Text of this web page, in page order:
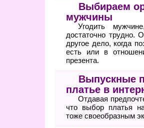
Выбираем
мужчины
Угодить
достаточно трудно.
другое дело, когда
есть или в
презента.
Выпускные
платье в
Отдавая
что выбор платья
тоже своеобразным